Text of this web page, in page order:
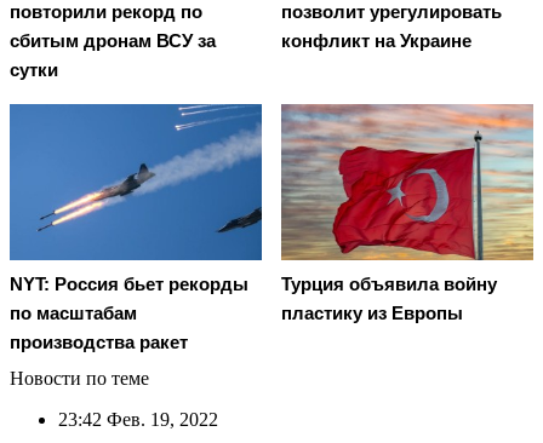
повторили рекорд по
сбитым дронам ВСУ за
сутки
позволит урегулировать
конфликт на Украине
NYT: Россия бьет рекорды
по масштабам
производства ракет
Турция объявила войну
пластику из Европы
Новости по теме
23:42 Фев. 19, 2022